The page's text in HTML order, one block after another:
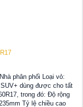
phân phối Loại vỏ:
dùng được cho tất
trong đó: Độ rộng
Tỷ lệ chiều cao